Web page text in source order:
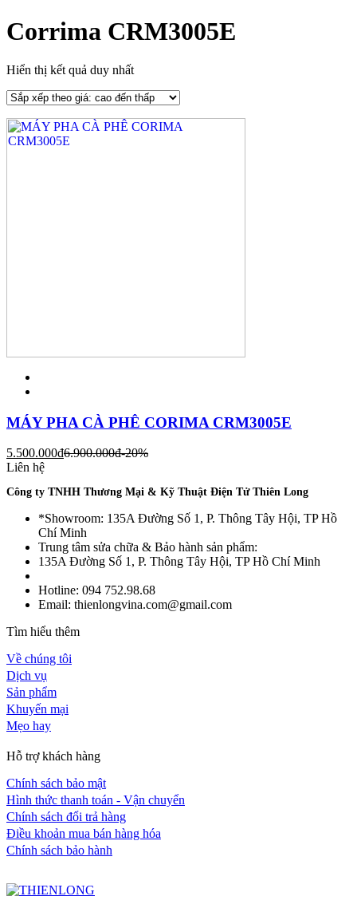
Corrima CRM3005E
Hiển thị kết quả duy nhất
MÁY PHA CÀ PHÊ CORIMA CRM3005E
5.500.000đ6.900.000đ-20%
Liên hệ
Công ty TNHH Thương Mại & Kỹ Thuật Điện Tử Thiên Long
*Showroom: 135A Đường Số 1, P. Thông Tây Hội, TP Hồ
Chí Minh
Trung tâm sửa chữa & Bảo hành sản phẩm:
135A Đường Số 1, P. Thông Tây Hội, TP Hồ Chí Minh
Hotline: 094 752.98.68
Email: thienlongvina.com@gmail.com
Tìm hiểu thêm
Về chúng tôi
Dịch vụ
Sản phẩm
Khuyến mại
Mẹo hay
Hỗ trợ khách hàng
Chính sách bảo mật
Hình thức thanh toán - Vận chuyển
Chính sách đổi trả hàng
Điều khoản mua bán hàng hóa
Chính sách bảo hành